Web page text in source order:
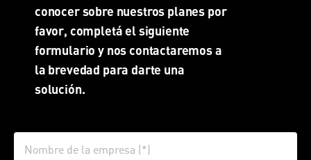
conocer sobre nuestros planes por
favor, completá el siguiente
formulario y nos contactaremos a
la brevedad para darte una
solución.